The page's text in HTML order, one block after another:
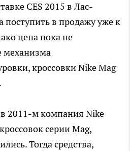
CES 2015 в Лас-
поступить в продажу уже к
цена пока не
механизма
кроссовки Nike Mag
2011-м компания Nike
серии Mag,
Тогда средства,